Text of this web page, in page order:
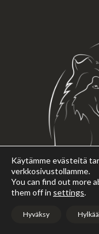
Käytämme evästeitä
verkkosivustollamme.
You can find out more
them off in settings.
Hyväksy Hylkää